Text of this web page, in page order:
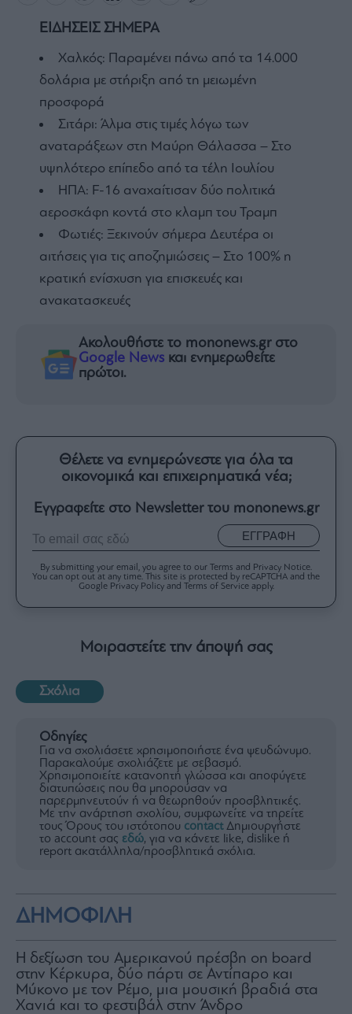
ΕΙΔΗΣΕΙΣ ΣΗΜΕΡΑ
Χαλκός: Παραμένει πάνω από τα 14.000
δολάρια με στήριξη από τη μειωμένη
προσφορά
Σιτάρι: Άλμα στις τιμές λόγω των
αναταράξεων στη Μαύρη Θάλασσα – Στο
υψηλότερο επίπεδο από τα τέλη Ιουλίου
ΗΠΑ: F-16 αναχαίτισαν δύο πολιτικά
αεροσκάφη κοντά στο κλαμπ του Τραμπ
Φωτιές: Ξεκινούν σήμερα Δευτέρα οι
αιτήσεις για τις αποζημιώσεις – Στο 100% η
κρατική ενίσχυση για επισκευές και
ανακατασκευές
Ακολουθήστε το mononews.gr στο
Google News και ενημερωθείτε
πρώτοι.
Θέλετε να ενημερώνεστε για όλα τα
οικονομικά και επιχειρηματικά νέα;
Εγγραφείτε στο Newsletter του mononews.gr
ΕΓΓΡΑΦΗ
By submitting your email, you agree to our Terms and Privacy Notice.
You can opt out at any time. This site is protected by reCAPTCHA and the
Google Privacy Policy and Terms of Service apply.
Μοιραστείτε την άποψή σας
Σχόλια
Οδηγίες
Για να σχολιάσετε χρησιμοποιήστε ένα ψευδώνυμο.
Παρακαλούμε σχολιάζετε με σεβασμό.
Χρησιμοποιείτε κατανοητή γλώσσα και αποφύγετε
διατυπώσεις που θα μπορούσαν να
παρερμηνευτούν ή να θεωρηθούν προσβλητικές.
Με την ανάρτηση σχολίου, συμφωνείτε να τηρείτε
τους Όρους του ιστότοπου contactΔημιουργήστε
το account σας εδώ, για να κάνετε like, dislike ή
report ακατάλληλα/προσβλητικά σχόλια.
ΔΗΜΟΦΙΛΗ
H δεξίωση του Αμερικανού πρέσβη on board
στην Κέρκυρα, δύο πάρτι σε Αντίπαρο και
Μύκονο με τον Ρέμο, μια μουσική βραδιά στα
Χανιά και το φεστιβάλ στην Άνδρο